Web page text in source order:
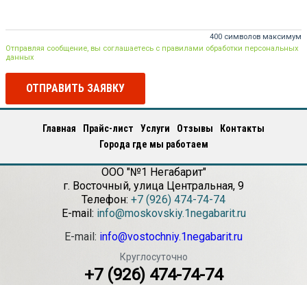
400 символов максимум
Отправляя сообщение, вы соглашаетесь с правилами обработки персональных
данных
ОТПРАВИТЬ ЗАЯВКУ
Главная Прайс-лист Услуги Отзывы
Контакты
Города где мы работаем
ООО "№1 Негабарит"
г. Восточный, улица Центральная, 9
Телефон: +7 (926) 474-74-74
E-mail: info@moskovskiy.1negabarit.ru
E-mail: info@vostochniy.1negabarit.ru
Круглосуточно
+7 (926) 474-74-74